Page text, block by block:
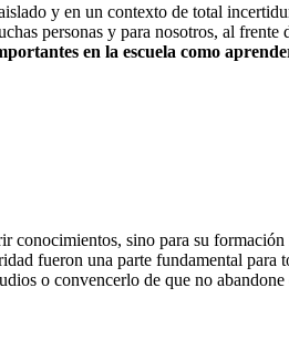
y en un contexto de total
personas y para nosotros, al frente
en la escuela como
conocimientos, sino para su
fueron una parte fundamental para
o convencerlo de que no